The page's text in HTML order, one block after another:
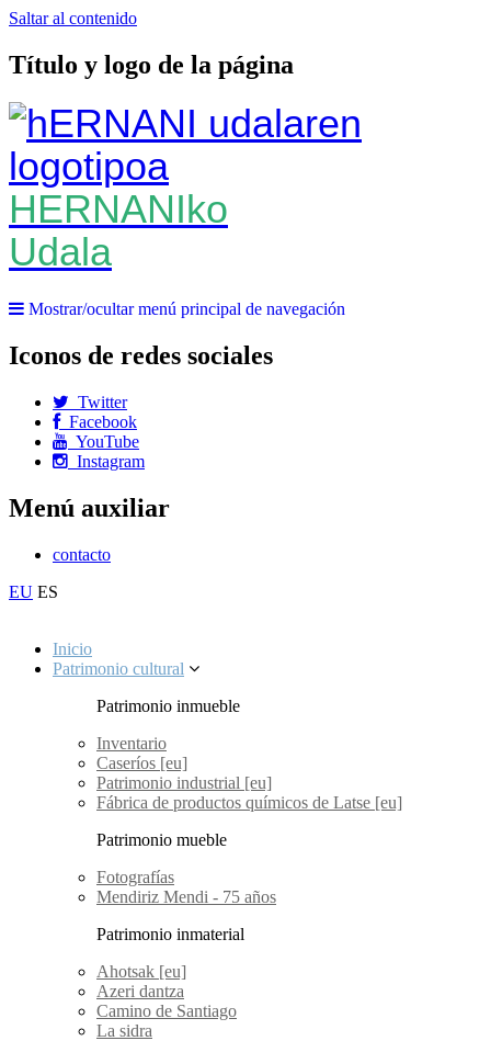
Saltar al contenido
Título y logo de la página
HERNANIko
Udala
Mostrar/ocultar menú principal de navegación
Iconos de redes sociales
Twitter
Facebook
YouTube
Instagram
Menú auxiliar
contacto
EU ES
Inicio
Patrimonio cultural
Patrimonio inmueble
Inventario
Caseríos [eu]
Patrimonio industrial [eu]
Fábrica de productos químicos de Latse [eu]
Patrimonio mueble
Fotografías
Mendiriz Mendi - 75 años
Patrimonio inmaterial
Ahotsak [eu]
Azeri dantza
Camino de Santiago
La sidra